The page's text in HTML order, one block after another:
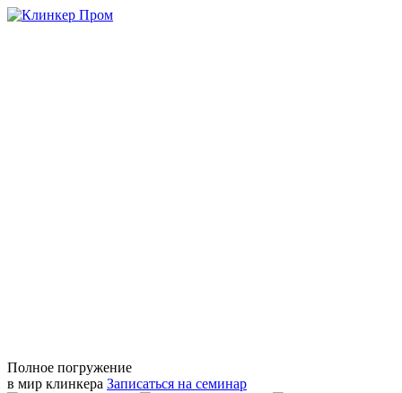
Полное погружение
в мир клинкера Записаться на семинар